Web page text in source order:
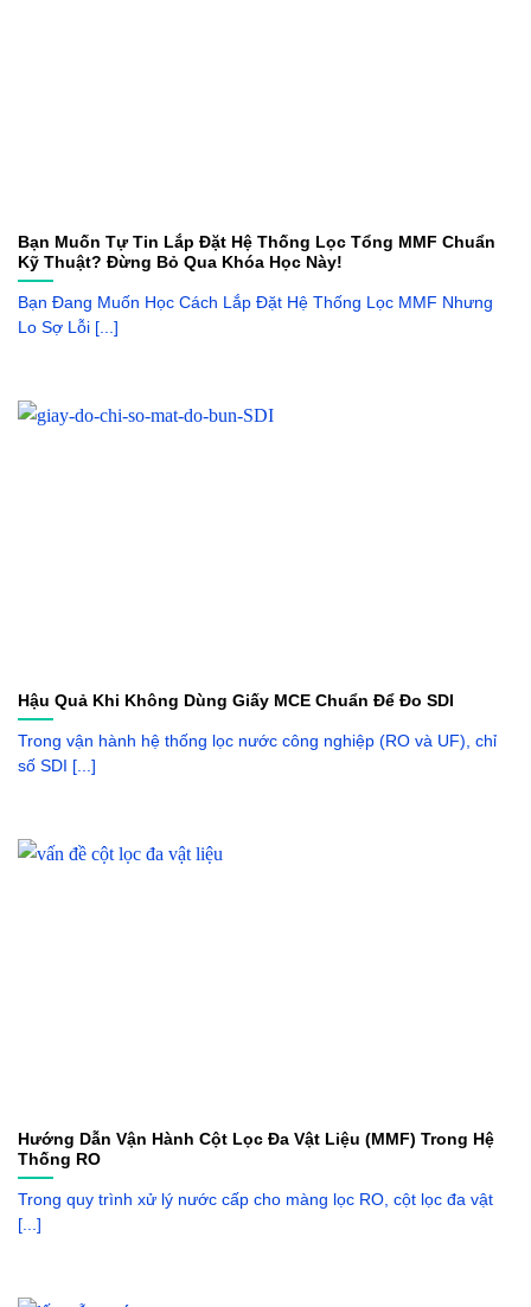
Bạn Muốn Tự Tin Lắp Đặt Hệ Thống Lọc Tổng MMF Chuẩn
Kỹ Thuật? Đừng Bỏ Qua Khóa Học Này!
Bạn Đang Muốn Học Cách Lắp Đặt Hệ Thống Lọc MMF Nhưng
Lo Sợ Lỗi [...]
Hậu Quả Khi Không Dùng Giấy MCE Chuẩn Để Đo SDI
Trong vận hành hệ thống lọc nước công nghiệp (RO và UF), chỉ
số SDI [...]
Hướng Dẫn Vận Hành Cột Lọc Đa Vật Liệu (MMF) Trong Hệ
Thống RO
Trong quy trình xử lý nước cấp cho màng lọc RO, cột lọc đa vật
[...]